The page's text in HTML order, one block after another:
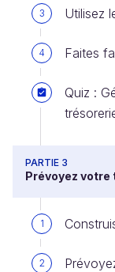
3 Utilisez
4 Faites
Quiz :
PARTIE 3
Prévoyez votre
1
2